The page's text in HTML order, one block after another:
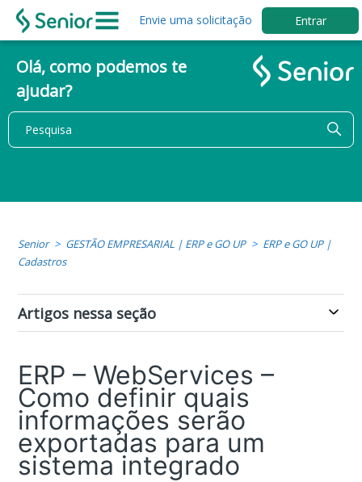
Envie uma solicitação Entrar
Olá, como podemos te
ajudar?
Senior GESTÃO EMPRESARIAL | ERP e GO UP
ERP e GO UP |
Cadastros
Artigos nessa seção
ERP – WebServices –
Como definir quais
informações serão
exportadas para um
sistema integrado